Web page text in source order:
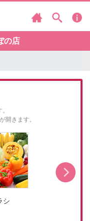
の店
開きます。
シ